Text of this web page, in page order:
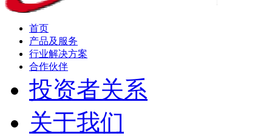
首页
产品及服务
行业解决方案
合作伙伴
投资者关系
关于我们